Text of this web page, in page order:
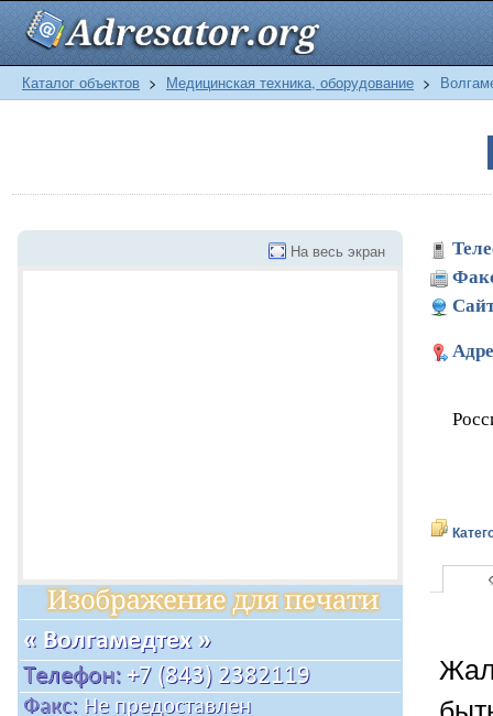
Каталог объектов > Медицинская техника, оборудование >
На весь экран